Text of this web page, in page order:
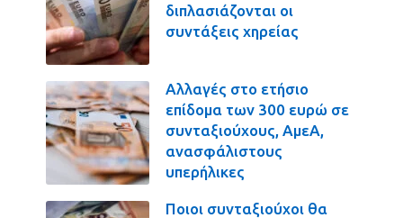
διπλασιάζονται οι
συντάξεις χηρείας
Αλλαγές στο ετήσιο
επίδομα των 300 ευρώ σε
συνταξιούχους, ΑμεΑ,
ανασφάλιστους
υπερήλικες
Ποιοι συνταξιούχοι θα